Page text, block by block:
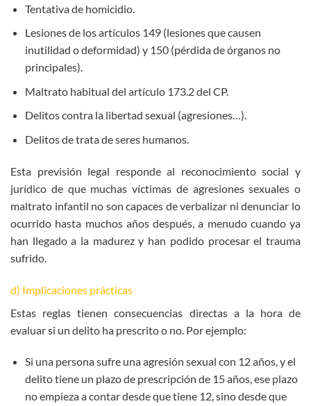
Tentativa de homicidio.
Lesiones de los artículos 149 (lesiones que causen
inutilidad o deformidad) y 150 (pérdida de órganos no
principales).
Maltrato habitual del artículo 173.2 del CP.
Delitos contra la libertad sexual (agresiones…).
Delitos de trata de seres humanos.
Esta previsión legal responde al reconocimiento social y
jurídico de que muchas víctimas de agresiones sexuales o
maltrato infantil no son capaces de verbalizar ni denunciar lo
ocurrido hasta muchos años después, a menudo cuando ya
han llegado a la madurez y han podido procesar el trauma
sufrido.
d) Implicaciones prácticas
Estas reglas tienen consecuencias directas a la hora de
evaluar si un delito ha prescrito o no. Por ejemplo:
Si una persona sufre una agresión sexual con 12 años, y el
delito tiene un plazo de prescripción de 15 años, ese plazo
no empieza a contar desde que tiene 12, sino desde que